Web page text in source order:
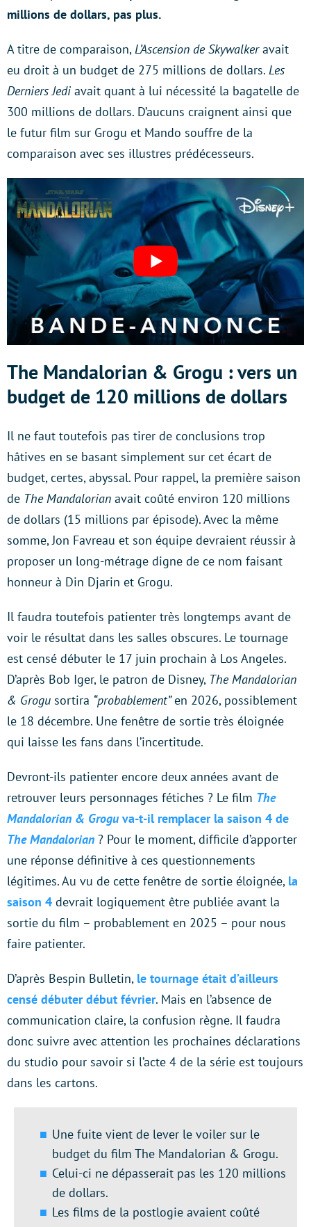
millions de dollars, pas plus.
A titre de comparaison,L’Ascension de Skywalkeravait
eu droit à un budget de 275 millions de dollars. Les
Derniers Jedi avait quant à lui nécessité la bagatelle de
300 millions de dollars. D’aucuns craignent ainsi que
le futur film sur Grogu et Mando souffre de la
comparaison avec ses illustres prédécesseurs.
The Mandalorian & Grogu : vers un
budget de 120 millions de dollars
Il ne faut toutefois pas tirer de conclusions trop
hâtives en se basant simplement sur cet écart de
budget, certes, abyssal. Pour rappel, la première saison
de The Mandalorian avait coûté environ 120 millions
de dollars (15 millions par épisode). Avec la même
somme, Jon Favreau et son équipe devraient réussir à
proposer un long-métrage digne de ce nom faisant
honneur à Din Djarin et Grogu.
Il faudra toutefois patienter très longtemps avant de
voir le résultat dans les salles obscures. Le tournage
est censé débuter le 17 juin prochain à Los Angeles.
D’après Bob Iger, le patron de Disney, The Mandalorian
& Grogu sortira “probablement”en 2026, possiblement
le 18 décembre. Une fenêtre de sortie très éloignée
qui laisse les fans dans l’incertitude.
Devront-ils patienter encore deux années avant de
retrouver leurs personnages fétiches ? Le film The
Mandalorian & Groguva-t-il remplacer la saison 4 de
The Mandalorian ? Pour le moment, difficile d’apporter
une réponse définitive à ces questionnements
légitimes. Au vu de cette fenêtre de sortie éloignée, la
saison 4 devrait logiquement être publiée avant la
sortie du film – probablement en 2025 – pour nous
faire patienter.
D’après Bespin Bulletin, le tournage était d’ailleurs
censé débuter début février. Mais en l’absence de
communication claire, la confusion règne. Il faudra
donc suivre avec attention les prochaines déclarations
du studio pour savoir si l’acte 4 de la série est toujours
dans les cartons.
Une fuite vient de lever le voiler sur le
budget du film The Mandalorian & Grogu.
Celui-ci ne dépasserait pas les 120 millions
de dollars.
Les films de la postlogie avaient coûté